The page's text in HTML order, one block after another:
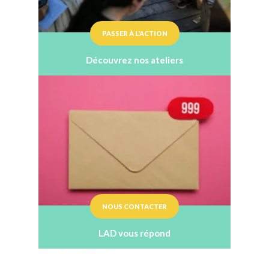
PASSER À L'ACTION
Découvrez nos ateliers
NOUS CONTACTER
LAD vous répond